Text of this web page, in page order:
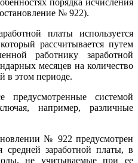
порядка исчисления
№ 922).
платы используется
рассчитывается путем
работнику заработной
месяцев на количество
в этом периоде.
системой
например, различные
№ 922 предусмотрен
средней заработной платы, в
не учитываемые при ее